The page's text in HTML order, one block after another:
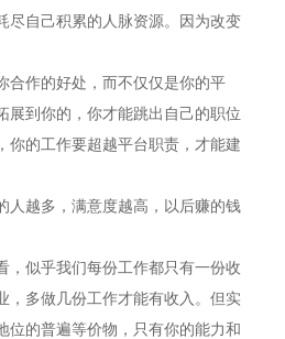
尽自己积累的人脉资源。因为改变
合作的好处，而不仅仅是你的平
展到你的，你才能跳出自己的职位
你的工作要超越平台职责，才能建
人越多，满意度越高，以后赚的钱
，似乎我们每份工作都只有一份收
，多做几份工作才能有收入。但实
位的普遍等价物，只有你的能力和